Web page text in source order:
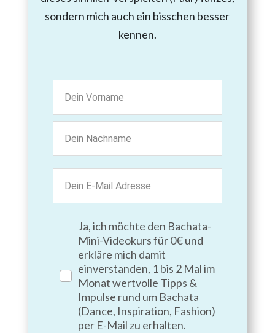
sondern mich auch ein bisschen besser
kennen.
Ja, ich möchte den Bachata-
Mini-Videokurs für 0€ und
erkläre mich damit
einverstanden, 1 bis 2 Mal im
Monat wertvolle Tipps &
Impulse rund um Bachata
(Dance, Inspiration, Fashion)
per E-Mail zu erhalten.